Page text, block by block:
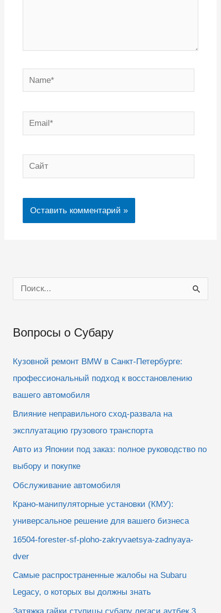
Name*
Email*
Сайт
о
с
Вопросы о Субару
Кузовной ремонт BMW в Санкт-Петербурге:
профессиональный подход к восстановлению
вашего автомобиля
Влияние неправильного сход-развала на
эксплуатацию грузового транспорта
Авто из Японии под заказ: полное руководство по
выбору и покупке
Обслуживание автомобиля
Крано-манипуляторные установки (КМУ):
универсальное решение для вашего бизнеса
16504-forester-sf-ploho-zakryvaetsya-zadnyaya-
dver
Самые распространенные жалобы на Subaru
Legacy, о которых вы должны знать
Затяжка гайки ступицы субару легаси аутбек 3